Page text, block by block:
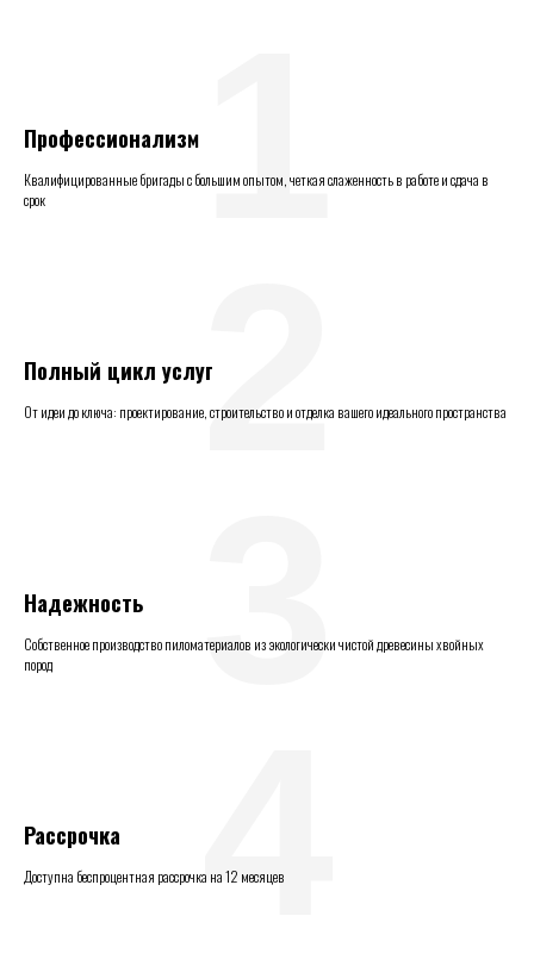
Профессионализм
Квалифицированные бригады с большим опытом, четкая слаженность в работе и сдача в
срок
1
Полный цикл услуг
От идеи до ключа: проектирование, строительство и отделка вашего идеального пространства
2
Надежность
Собственное производство пиломатериалов из экологически чистой древесины хвойных
пород
3
Рассрочка
Доступна беспроцентная рассрочка на 12 месяцев
4